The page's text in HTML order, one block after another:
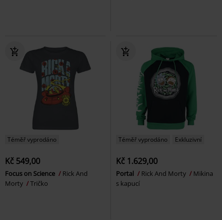
Téměř vyprodáno
Kč 549,00
Focus on Science
Rick And
Morty
Tričko
Téměř vyprodáno Exkluzivní
Kč 1.629,00
Portal Rick And Morty
Mikina
s kapucí